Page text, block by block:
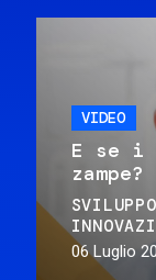
VIDEO
E se i
zampe?
06 Luglio